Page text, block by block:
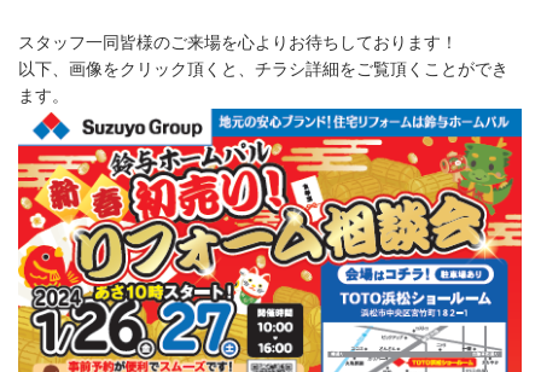
スタッフ一同皆様のご来場を心よりお待ちしております！
以下、画像をクリック頂くと、チラシ詳細をご覧頂くことができ
ます。